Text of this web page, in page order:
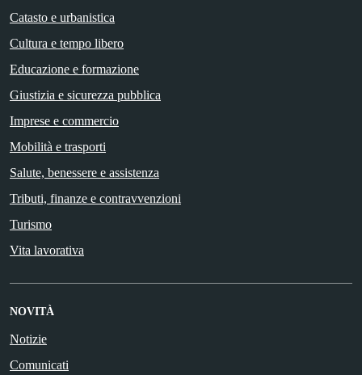
Catasto e urbanistica
Cultura e tempo libero
Educazione e formazione
Giustizia e sicurezza pubblica
Imprese e commercio
Mobilità e trasporti
Salute, benessere e assistenza
Tributi, finanze e contravvenzioni
Turismo
Vita lavorativa
NOVITÀ
Notizie
Comunicati